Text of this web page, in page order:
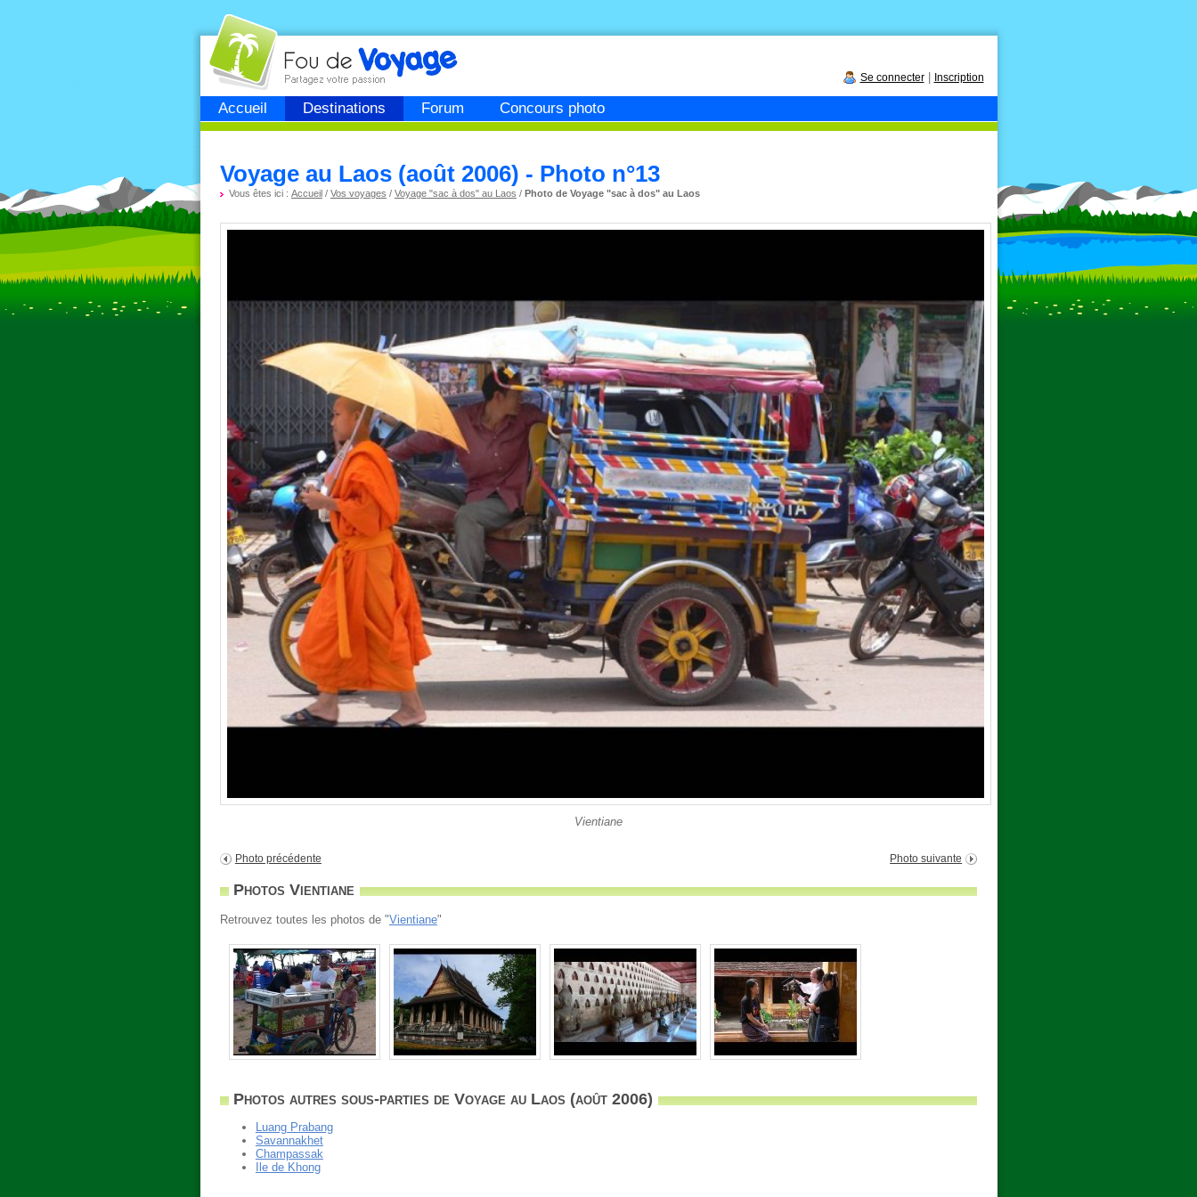
Accueil Destinations Forum Concours photo
Fou devoyage
Se connecter| Inscription
Voyage au Laos (août 2006) - Photo n°13
Vous êtes ici : Accueil/ Vos voyages / Voyage "sac à dos" au Laos / Photo de Voyage "sac à dos" au Laos
Vientiane
Photo précédente Photo suivante
Photos Vientiane
Retrouvez toutes les photos de "Vientiane"
Photos autres sous-parties de Voyage au Laos (août 2006)
Luang Prabang
Savannakhet
Champassak
Ile de Khong